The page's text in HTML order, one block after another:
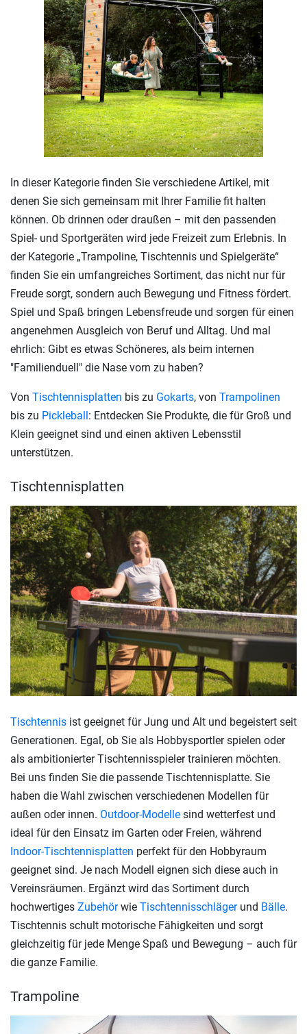
In dieser Kategorie finden Sie verschiedene Artikel, mit
denen Sie sich gemeinsam mit Ihrer Familie fit halten
können. Ob drinnen oder draußen – mit den passenden
Spiel- und Sportgeräten wird jede Freizeit zum Erlebnis. In
der Kategorie „Trampoline, Tischtennis und Spielgeräte“
finden Sie ein umfangreiches Sortiment, das nicht nur für
Freude sorgt, sondern auch Bewegung und Fitness fördert.
Spiel und Spaß bringen Lebensfreude und sorgen für einen
angenehmen Ausgleich von Beruf und Alltag. Und mal
ehrlich: Gibt es etwas Schöneres, als beim internen
"Familienduell" die Nase vorn zu haben?
Von Tischtennisplatten bis zu Gokarts, von Trampolinen
bis zu Pickleball: Entdecken Sie Produkte, die für Groß und
Klein geeignet sind und einen aktiven Lebensstil
unterstützen.
Tischtennisplatten
Tischtennis ist geeignet für Jung und Alt und begeistert seit
Generationen. Egal, ob Sie als Hobbysportler spielen oder
als ambitionierter Tischtennisspieler trainieren möchten.
Bei uns finden Sie die passende Tischtennisplatte. Sie
haben die Wahl zwischen verschiedenen Modellen für
außen oder innen. Outdoor-Modelle sind wetterfest und
ideal für den Einsatz im Garten oder Freien, während
Indoor-Tischtennisplatten perfekt für den Hobbyraum
geeignet sind. Je nach Modell eignen sich diese auch in
Vereinsräumen. Ergänzt wird das Sortiment durch
hochwertiges Zubehörwie Tischtennisschlägerund Bälle.
Tischtennis schult motorische Fähigkeiten und sorgt
gleichzeitig für jede Menge Spaß und Bewegung – auch für
die ganze Familie.
Trampoline